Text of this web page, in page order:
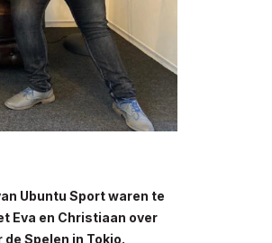
Ubuntu Sport waren te
Eva en Christiaan over
Spelen in Tokio.